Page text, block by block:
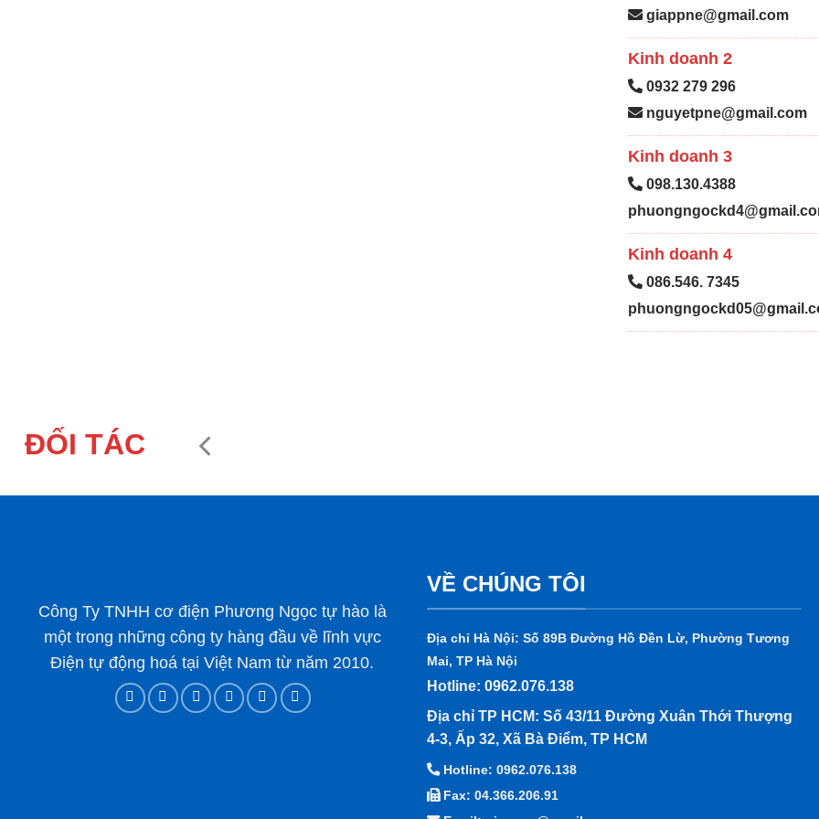
giappne@gmail.com
Kinh doanh 2
0932 279 296
nguyetpne@gmail.com
Kinh doanh 3
098.130.4388
Kinh doanh 4
086.546. 7345
ĐỐI TÁC
Công Ty TNHH cơ điện Phương Ngọc tự hào là
một trong những công ty hàng đầu về lĩnh vực
Điện tự động hoá tại Việt Nam từ năm 2010.
VỀ CHÚNG TÔI
Địa chỉ Hà Nội: Số 89B Đường Hồ Đền Lừ, Phường Tương
Mai, TP Hà Nội
Hotline: 0962.076.138
Địa chỉ TP HCM: Số 43/11 Đường Xuân Thới Thượng
4-3, Ấp 32, Xã Bà Điểm, TP HCM
Hotline: 0962.076.138
Fax: 04.366.206.91